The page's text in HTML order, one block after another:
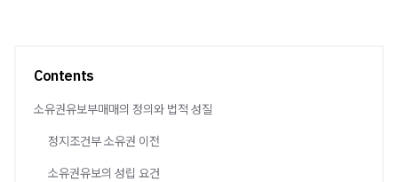
Contents
소유권유보부매매의 정의와 법적 성질
정지조건부 소유권 이전
소유권유보의 성립 요건